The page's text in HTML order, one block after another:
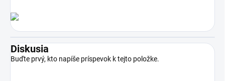
Diskusia
Buďte prvý, kto napíše príspevok k tejto položke.